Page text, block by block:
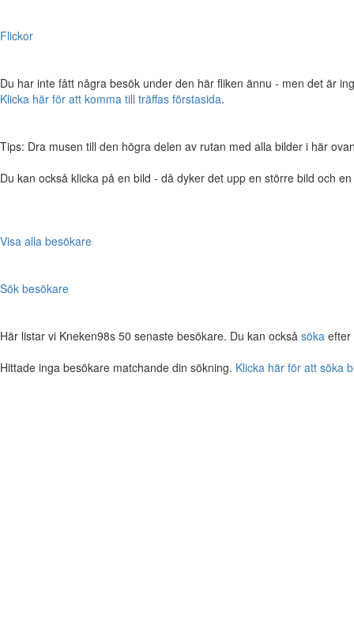
Flickor
Du har inte fått några besök under den här fliken ännu - men det är
Klicka här för att komma till träffas förstasida.
Tips: Dra musen till den högra delen av rutan med alla bilder i här
Du kan också klicka på en bild - då dyker det upp en större bild och
Visa alla besökare
Sök besökare
Här listar vi Kneken98s 50 senaste besökare. Du kan också söka efter
Hittade inga besökare matchande din sökning. Klicka här för att söka